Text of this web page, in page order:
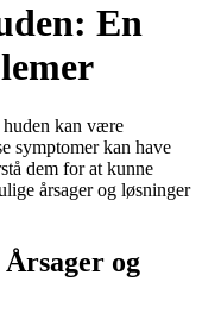
En
huden kan være
symptomer kan have
dem for at kunne
årsager og løsninger
og